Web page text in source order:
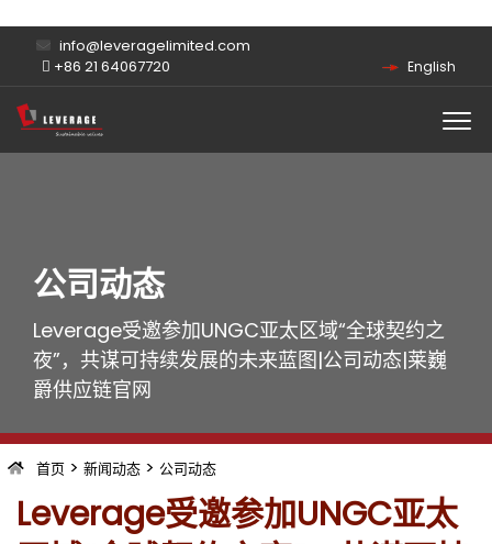
info@leveragelimited.com
+86 21 64067720
English
公司动态
Leverage受邀参加UNGC亚太区域“全球契约之
夜”，共谋可持续发展的未来蓝图|公司动态|莱巍
爵供应链官网
首页 > 新闻动态 > 公司动态
Leverage受邀参加UNGC亚太